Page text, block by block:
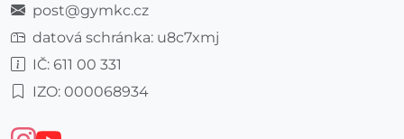
post@gymkc.cz
datová schránka: u8c7xmj
IČ: 611 00 331
IZO: 000068934